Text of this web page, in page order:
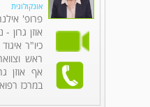
אונקולוגית
פרופ'
אוזן גרון
כיו"ר
ראש
אף אוזן
במרכז